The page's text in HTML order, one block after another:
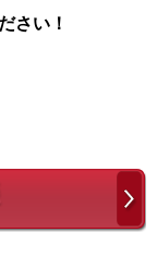
さい！